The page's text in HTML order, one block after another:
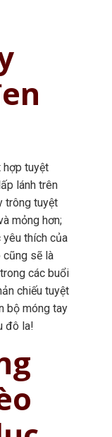
hợp tuyệt
lánh trên
trông tuyệt
mỏng hơn;
thích của
cũng sẽ là
các buổi
chiếu tuyệt
bộ móng tay
đô la!